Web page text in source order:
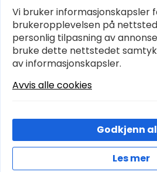
KJØPSVILKÅR OG
PERSONVERN
© 2026 Hobbyhjornet.no –
Vi bruker informasjonskapsler
brukeropplevelsen på
personlig tilpasning av
bruke dette nettstedet
av informasjonskapsler.
Avvis alle cookies
Les mer
Godkjenn